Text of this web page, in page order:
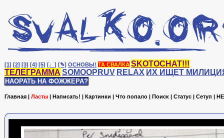
[1] [2] [3] [4] [5] [♩] [✎] ОСНОВЫ! ТА СВАЛКА SKOTOCHAT!!!
ТЕЛЕГРАММА SOMOOPRUV RELAX ИХ ИЩЕТ
НАОРАТЬ НА ФОЖЖЕРА?
Главная | Ласты | Написать! | Картинки | Что попало | Поиск | Статус | Сетуп |